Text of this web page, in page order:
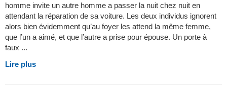
homme invite un autre homme a passer la nuit chez nuit en
attendant la réparation de sa voiture. Les deux individus ignorent
alors bien évidemment qu’au foyer les attend la même femme,
que l’un a aimé, et que l’autre a prise pour épouse. Un porte à
faux ...
Lire plus